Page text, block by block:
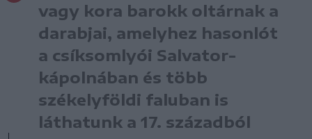
vagy kora barokk oltárnak a
darabjai, amelyhez hasonlót
a csíksomlyói Salvator-
kápolnában és több
székelyföldi faluban is
láthatunk a 17. századból